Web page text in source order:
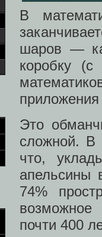
В
шаров —
коробку
Это
сложной. В
что,
апельсины
74%
возможное
почти 400